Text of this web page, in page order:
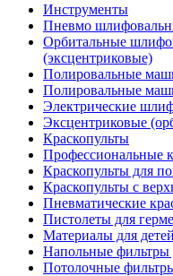
Инструменты
Пневмо
Орбитальные
(эксцентриковые)
Полировальные
Полировальные
Электрические
Эксцентриковые
Краскопульты
Профессиональные
Краскопульты для
Краскопульты с
Пневматические
Пистолеты для
Материалы для
Напольные фильтры
Потолочные